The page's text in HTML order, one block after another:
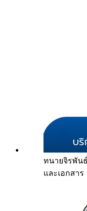
ทนายจิรพันธ์
และเอกสาร